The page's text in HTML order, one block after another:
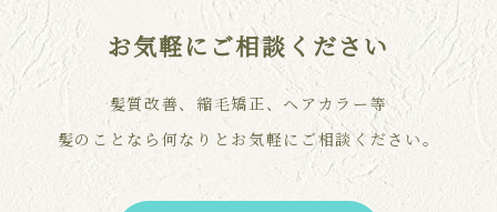
お気軽にご相談ください
髪質改善、縮毛矯正、ヘアカラー等
髪のことなら何なりとお気軽にご相談ください。